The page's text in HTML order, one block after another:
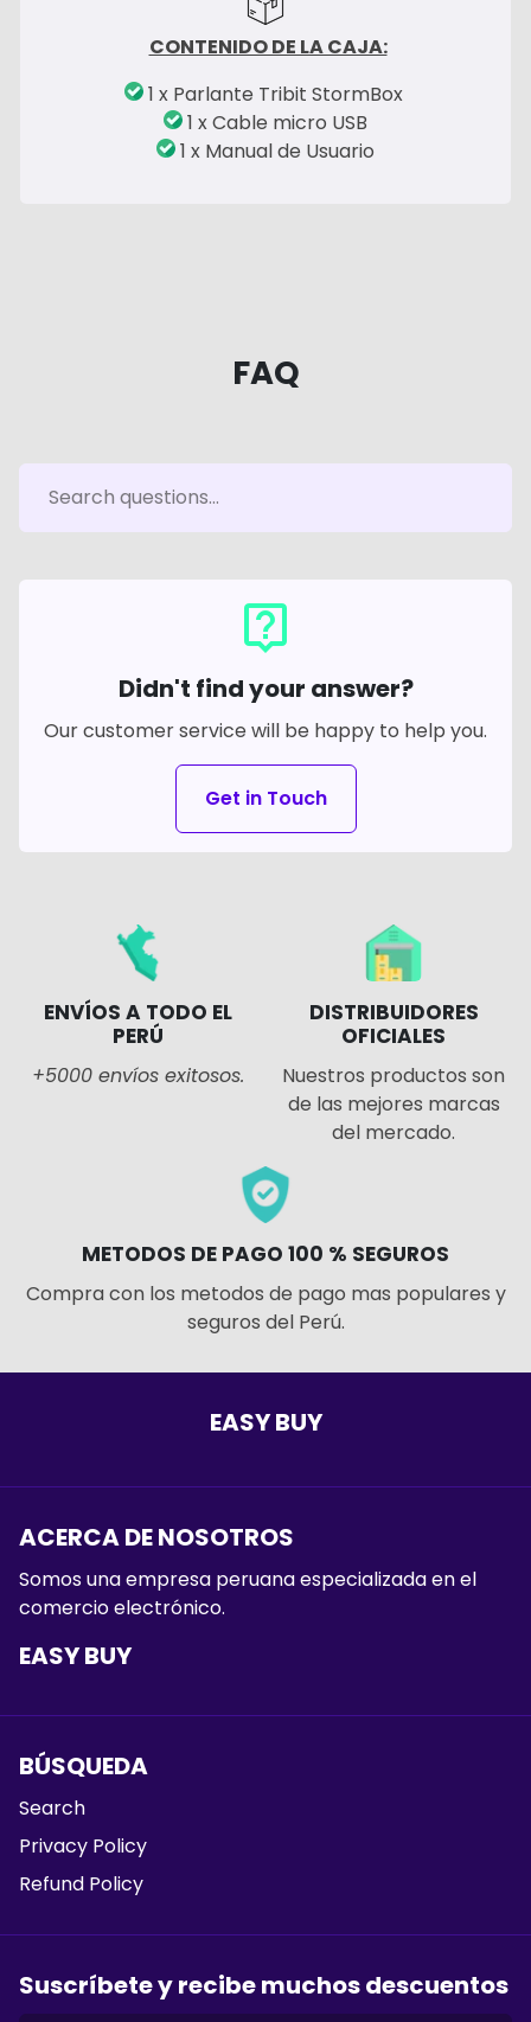
CONTENIDO DE LA CAJA:
1 x Parlante Tribit StormBox
1 x Cable micro USB
1 x Manual de Usuario
FAQ
live_help
Didn't find your answer?
Our customer service will be happy to help you.
Get in Touch
ENVÍOS A TODO EL
PERÚ
+5000 envíos exitosos.
DISTRIBUIDORES
OFICIALES
Nuestros productos son
de las mejores marcas
del mercado.
METODOS DE PAGO 100 % SEGUROS
Compra con los metodos de pago mas populares y
seguros del Perú.
EASY BUY
ACERCA DE NOSOTROS
Somos una empresa peruana especializada en el
comercio electrónico.
EASY BUY
BÚSQUEDA
Search
Privacy Policy
Refund Policy
Suscríbete y recibe muchos descuentos